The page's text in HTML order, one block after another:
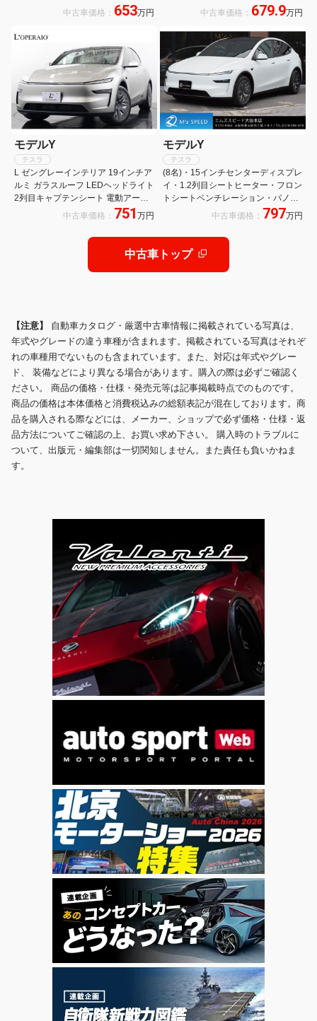
ル イージークロージャー パワーフラ
ベルマウント 助手席オットマン
中古車価格： 653万円
マルチコート・オールブラックイン
ル・パノラマガラスルーフ
中古車価格： 679.9万円
モデルY
テスラ
L ゼングレーインテリア 19インチア
ルミ ガラスルーフ LEDヘッドライト
2列目キャプテンシート 電動アーム
レスト メモリー電動シート 全席ベン
チレーター シートヒーター ステアリ
中古車価格： 751 万円
モデルY
テスラ
(8名)・15インチセンターディスプレ
イ・1.2列目シートヒーター・フロン
トシートベンチレーション・パノラ
ミックルーフ・ワイヤレス充電器
中古車価格： 797万円
中古車トップ
【注意】 自動車カタログ・厳選中古車情報に掲載されている写真は、
年式やグレードの違う車種が含まれます。掲載されている写真はそれぞ
れの車種用でないものも含まれています。また、対応は年式やグレー
ド、 装備などにより異なる場合があります。購入の際は必ずご確認く
ださい。 商品の価格・仕様・発売元等は記事掲載時点でのものです。
商品の価格は本体価格と消費税込みの総額表記が混在しております。商
品を購入される際などには、メーカー、ショップで必ず価格・仕様・返
品方法についてご確認の上、お買い求め下さい。 購入時のトラブルに
ついて、出版元・編集部は一切関知しません。また責任も負いかねま
す。